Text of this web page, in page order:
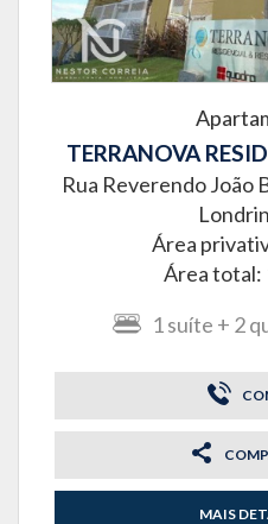
TERRANOVA
Rua Reverendo João
Área
Área total:
1 suíte + 2
MAIS